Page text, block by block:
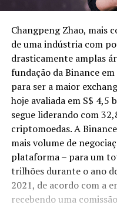
Changpeng Zhao, mais
de uma indústria com
drasticamente amplas
fundação da Binance
para ser a maior
hoje avaliada em S$ 4,5
segue liderando com
criptomoedas. A
mais volume de
plataforma – para um
trilhões durante o ano
2021, de acordo com a
recebendo uma